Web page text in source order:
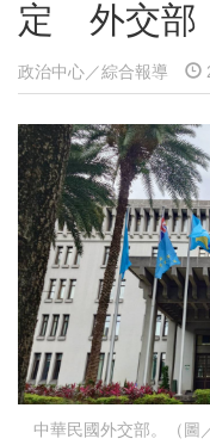
定 外交部
政治中心／綜合報導
中華民國外交部。（圖